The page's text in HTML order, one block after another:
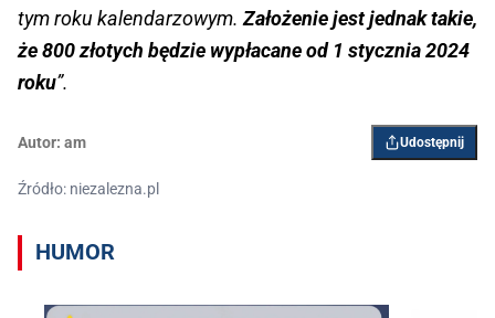
tym roku kalendarzowym.Założenie jest jednak takie,
że 800 złotych będzie wypłacane od 1 stycznia 2024
roku”.
Autor: am Udostępnij
Źródło: niezalezna.pl
HUMOR